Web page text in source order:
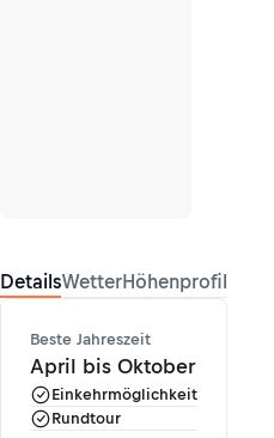
DetailsWetterHöhenprofil
Beste Jahreszeit
April bis Oktober
Einkehrmöglichkeit
Rundtour